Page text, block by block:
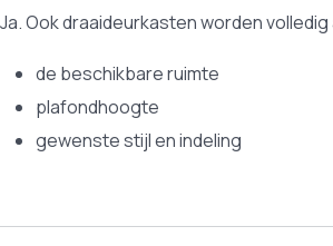
Ja. Ook draaideurkasten worden
de beschikbare ruimte
plafondhoogte
gewenste stijl en indeling